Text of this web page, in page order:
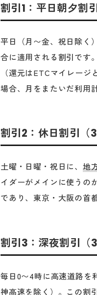
割引1：平日朝夕割
平日（月〜金、祝日除く
合に適用される割引です。
（還元はETCマイレー
場合、月をまたいだ利用
割引2：休日割引（
土曜・日曜・祝日に、 地
イダーがメインに使うの
であり、東京・大阪の首
割引3：深夜割引（
毎日0〜4時に高速道路を
神高速を除く）。この割